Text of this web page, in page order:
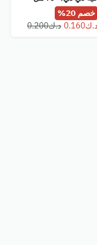
خصم 20%
⁦د.ك0.200⁩